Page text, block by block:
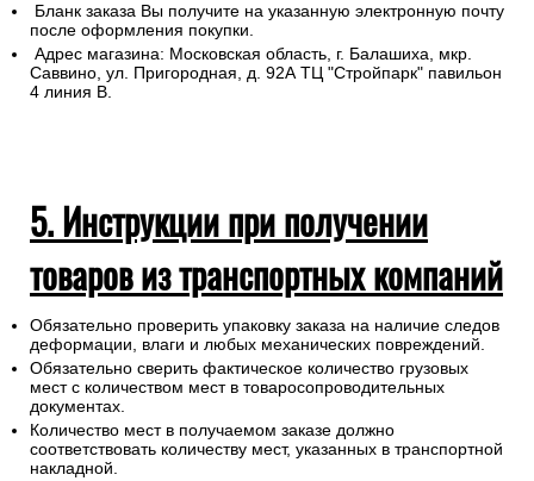
Бланк заказа Вы получите на указанную электронную почту
после оформления покупки.
Адрес магазина: Московская область, г. Балашиха, мкр.
Саввино, ул. Пригородная, д. 92А ТЦ "Стройпарк" павильон
4 линия В.
5. Инструкции при получении
товаров из транспортных компаний
Обязательно проверить упаковку заказа на наличие следов
деформации, влаги и любых механических повреждений.
Обязательно сверить фактическое количество грузовых
мест с количеством мест в товаросопроводительных
документах.
Количество мест в получаемом заказе должно
соответствовать количеству мест, указанных в транспортной
накладной.